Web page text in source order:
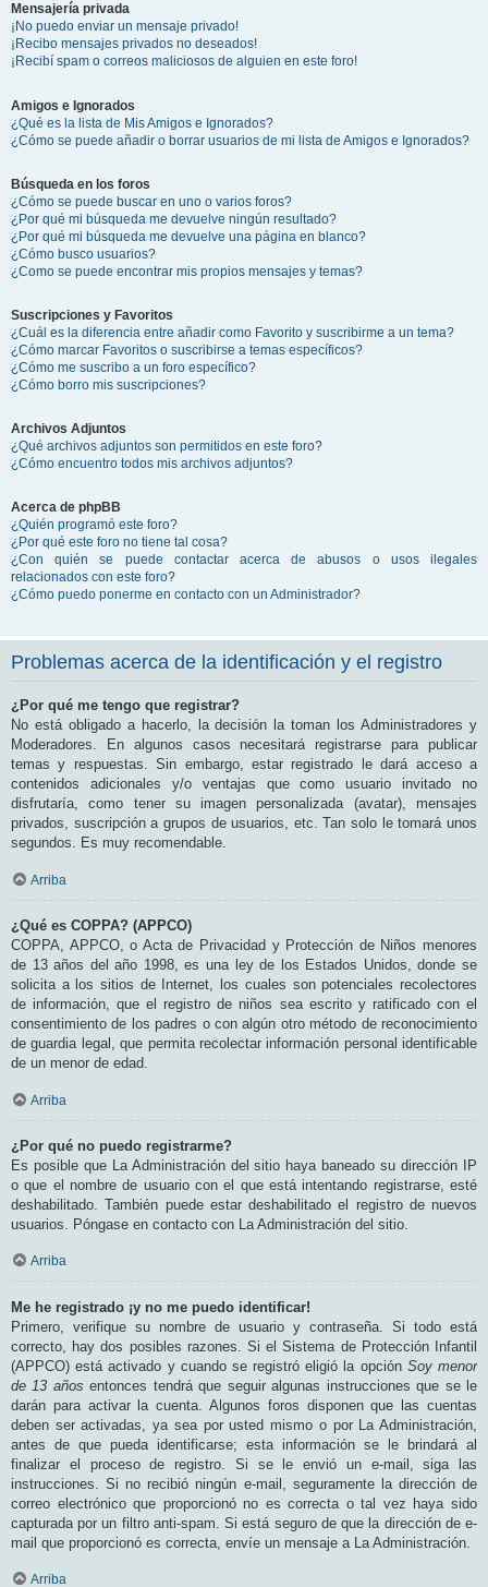
Mensajería privada
¡No puedo enviar un mensaje privado!
¡Recibo mensajes privados no deseados!
¡Recibí spam o correos maliciosos de alguien en este foro!
Amigos e Ignorados
¿Qué es la lista de Mis Amigos e Ignorados?
¿Cómo se puede añadir o borrar usuarios de mi lista de Amigos e Ignorados?
Búsqueda en los foros
¿Cómo se puede buscar en uno o varios foros?
¿Por qué mi búsqueda me devuelve ningún resultado?
¿Por qué mi búsqueda me devuelve una página en blanco?
¿Cómo busco usuarios?
¿Como se puede encontrar mis propios mensajes y temas?
Suscripciones y Favoritos
¿Cuál es la diferencia entre añadir como Favorito y suscribirme a un tema?
¿Cómo marcar Favoritos o suscribirse a temas específicos?
¿Cómo me suscribo a un foro específico?
¿Cómo borro mis suscripciones?
Archivos Adjuntos
¿Qué archivos adjuntos son permitidos en este foro?
¿Cómo encuentro todos mis archivos adjuntos?
Acerca de phpBB
¿Quién programó este foro?
¿Por qué este foro no tiene tal cosa?
¿Con quién se puede contactar acerca de abusos o usos ilegales
relacionados con este foro?
¿Cómo puedo ponerme en contacto con un Administrador?
Problemas acerca de la identificación y el registro
¿Por qué me tengo que registrar?
No está obligado a hacerlo, la decisión la toman los Administradores y
Moderadores. En algunos casos necesitará registrarse para publicar
temas y respuestas. Sin embargo, estar registrado le dará acceso a
contenidos adicionales y/o ventajas que como usuario invitado no
disfrutaría, como tener su imagen personalizada (avatar), mensajes
privados, suscripción a grupos de usuarios, etc. Tan solo le tomará unos
segundos. Es muy recomendable.
Arriba
¿Qué es COPPA? (APPCO)
COPPA, APPCO, o Acta de Privacidad y Protección de Niños menores
de 13 años del año 1998, es una ley de los Estados Unidos, donde se
solicita a los sitios de Internet, los cuales son potenciales recolectores
de información, que el registro de niños sea escrito y ratificado con el
consentimiento de los padres o con algún otro método de reconocimiento
de guardia legal, que permita recolectar información personal identificable
de un menor de edad.
Arriba
¿Por qué no puedo registrarme?
Es posible que La Administración del sitio haya baneado su dirección IP
o que el nombre de usuario con el que está intentando registrarse, esté
deshabilitado. También puede estar deshabilitado el registro de nuevos
usuarios. Póngase en contacto con La Administración del sitio.
Arriba
Me he registrado ¡y no me puedo identificar!
Primero, verifique su nombre de usuario y contraseña. Si todo está
correcto, hay dos posibles razones. Si el Sistema de Protección Infantil
(APPCO) está activado y cuando se registró eligió la opción Soy menor
de 13 años entonces tendrá que seguir algunas instrucciones que se le
darán para activar la cuenta. Algunos foros disponen que las cuentas
deben ser activadas, ya sea por usted mismo o por La Administración,
antes de que pueda identificarse; esta información se le brindará al
finalizar el proceso de registro. Si se le envió un e-mail, siga las
instrucciones. Si no recibió ningún e-mail, seguramente la dirección de
correo electrónico que proporcionó no es correcta o tal vez haya sido
capturada por un filtro anti-spam. Si está seguro de que la dirección de e-
mail que proporcionó es correcta, envíe un mensaje a La Administración.
Arriba